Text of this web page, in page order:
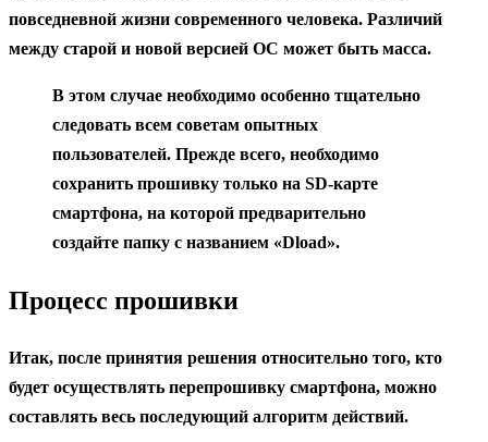
повседневной жизни современного человека. Различий
между старой и новой версией ОС может быть масса.
В этом случае необходимо особенно тщательно
следовать всем советам опытных
пользователей. Прежде всего, необходимо
сохранить прошивку только на SD-карте
смартфона, на которой предварительно
создайте папку с названием «Dload».
Процесс прошивки
Итак, после принятия решения относительно того, кто
будет осуществлять перепрошивку смартфона, можно
составлять весь последующий алгоритм действий.